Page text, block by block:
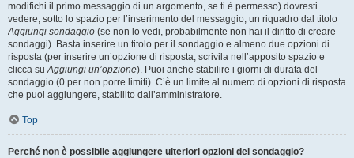
modifichi il primo messaggio di un argomento, se ti è permesso) dovresti
vedere, sotto lo spazio per l’inserimento del messaggio, un riquadro dal titolo
Aggiungi sondaggio (se non lo vedi, probabilmente non hai il diritto di creare
sondaggi). Basta inserire un titolo per il sondaggio e almeno due opzioni di
risposta (per inserire un’opzione di risposta, scrivila nell’apposito spazio e
clicca suAggiungi un’opzione). Puoi anche stabilire i giorni di durata del
sondaggio (0 per non porre limiti). C’è un limite al numero di opzioni di risposta
che puoi aggiungere, stabilito dall’amministratore.
Top
Perché non è possibile aggiungere ulteriori opzioni del sondaggio?